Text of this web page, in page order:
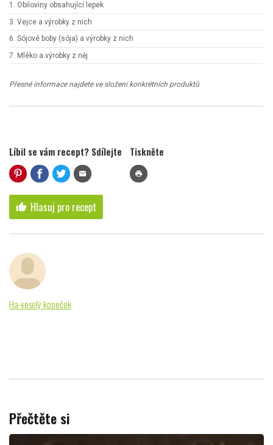
1. Obiloviny obsahující lepek
3. Vejce a výrobky z nich
6. Sójové boby (sója) a výrobky z nich
7. Mléko a výrobky z něj
Přesné informace najdete ve složení konkrétních produktů
Líbil se vám recept? Sdílejte
mail
Tiskněte
print
thumb_up Hlasuj pro recept
Ha-veselý kopeček
Přečtěte si